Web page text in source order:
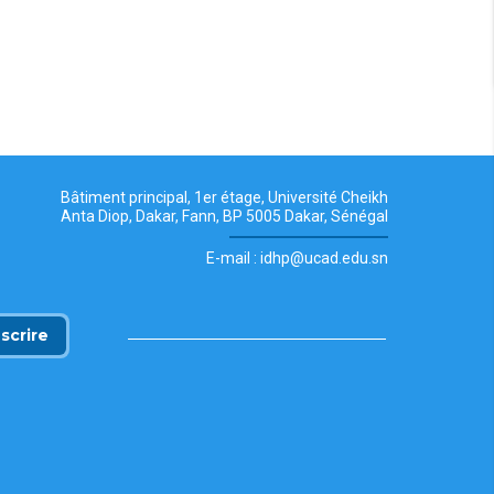
Bâtiment principal, 1er étage, Université Cheikh
Anta Diop, Dakar, Fann, BP 5005 Dakar, Sénégal
E-mail : idhp@ucad.edu.sn